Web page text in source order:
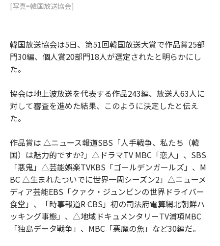
[写真=韓国放送協会]
韓国放送協会は5日、第51回韓国放送大賞で作品賞25部
門30編、個人賞20部門18人が選定されたと明らかにし
た。
協会は地上波放送を代表する作品243編、放送人63人に
対して審査を進めた結果、このように決定したと伝え
た。
作品賞は △ニュース報道SBS「人手戦争、私たち（韓
国）は魅力的ですか?」△ドラマTV MBC「恋人」、SBS
「悪鬼」△芸能娯楽TVKBS「ゴールデンガールズ」、M
BC △生まれたついでに世界一周シーズン2」△ニューメ
ディア芸能EBS「クァク・ジュンビンの世界ドライバー
食堂」、「時事報道R CBS」初の司法府電算網北朝鮮ハ
ッキング事態」、△地域ドキュメンタリーTV浦項MBC
「独島データ戦争」、MBC「悪魔の魚」など30編だ。